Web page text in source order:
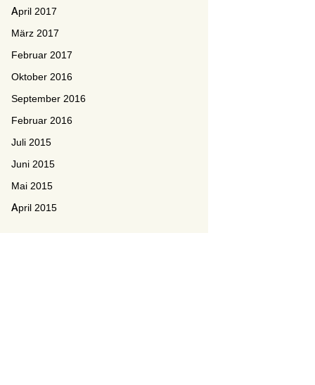
April 2017
März 2017
Februar 2017
Oktober 2016
September 2016
Februar 2016
Juli 2015
Juni 2015
Mai 2015
April 2015